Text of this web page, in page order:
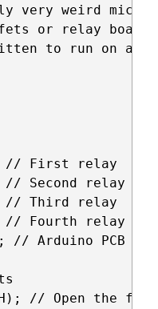
very weird
or relay
to run on a
// First relay
Second relay
// Third relay
Fourth relay
// Arduino PCB LED
// Open the